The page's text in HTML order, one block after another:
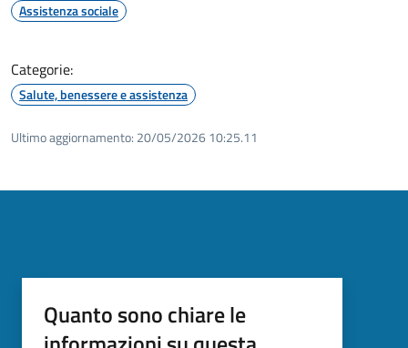
Assistenza sociale
Categorie:
Salute, benessere e assistenza
Ultimo aggiornamento: 20/05/2026 10:25.11
Quanto sono chiare le